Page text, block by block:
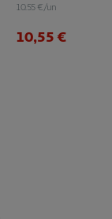
10.55 €/un
10,55 €